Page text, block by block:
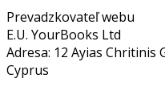
Prevadzkovateľ webu
E.U. YourBooks Ltd
Adresa: 12 Ayias Chritinis
Cyprus